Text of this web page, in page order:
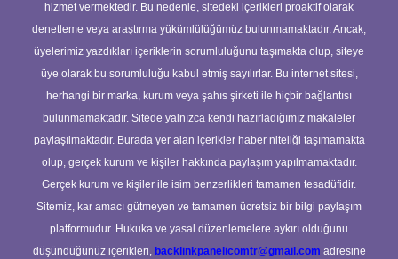
hizmet vermektedir. Bu nedenle, sitedeki içerikleri proaktif olarak
denetleme veya araştırma yükümlülüğümüz bulunmamaktadır. Ancak,
üyelerimiz yazdıkları içeriklerin sorumluluğunu taşımakta olup, siteye
üye olarak bu sorumluluğu kabul etmiş sayılırlar. Bu internet sitesi,
herhangi bir marka, kurum veya şahıs şirketi ile hiçbir bağlantısı
bulunmamaktadır. Sitede yalnızca kendi hazırladığımız makaleler
paylaşılmaktadır. Burada yer alan içerikler haber niteliği taşımamakta
olup, gerçek kurum ve kişiler hakkında paylaşım yapılmamaktadır.
Gerçek kurum ve kişiler ile isim benzerlikleri tamamen tesadüfidir.
Sitemiz, kar amacı gütmeyen ve tamamen ücretsiz bir bilgi paylaşım
platformudur. Hukuka ve yasal düzenlemelere aykırı olduğunu
düşündüğünüz içerikleri, backlinkpanelicomtr@gmail.com adresine